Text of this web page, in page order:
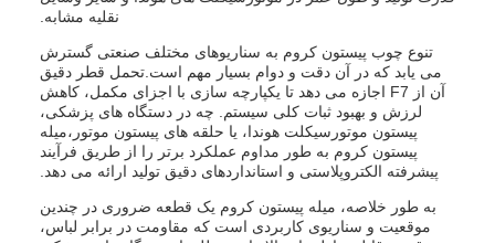
نقلیه مشابه.
تنوع چوب پیستون کروم به سناریوهای مختلف صنعتی گسترش
می یابد که در آن دقت و دوام بسیار مهم است.تحمل قطر دقیق
آن از F7 اجازه می دهد تا یکپارچه سازی با اجزای مکمل، کاهش
لرزش و بهبود ثبات کلی سیستم. چه در دستگاه های پزشکی،
پیستون موتورسیکلت هوندا، یا حلقه های پیستون موتور،میله
پیستون کروم به طور مداوم عملکرد برتر را از طریق فرآیند
پیشرفته الکتروپلاستی و استانداردهای دقیق تولید ارائه می دهد.
به طور خلاصه، میله پیستون کروم یک قطعه ضروری در چندین
موقعیت و سناریوی کاربردی است که مقاومت در برابر لباس،